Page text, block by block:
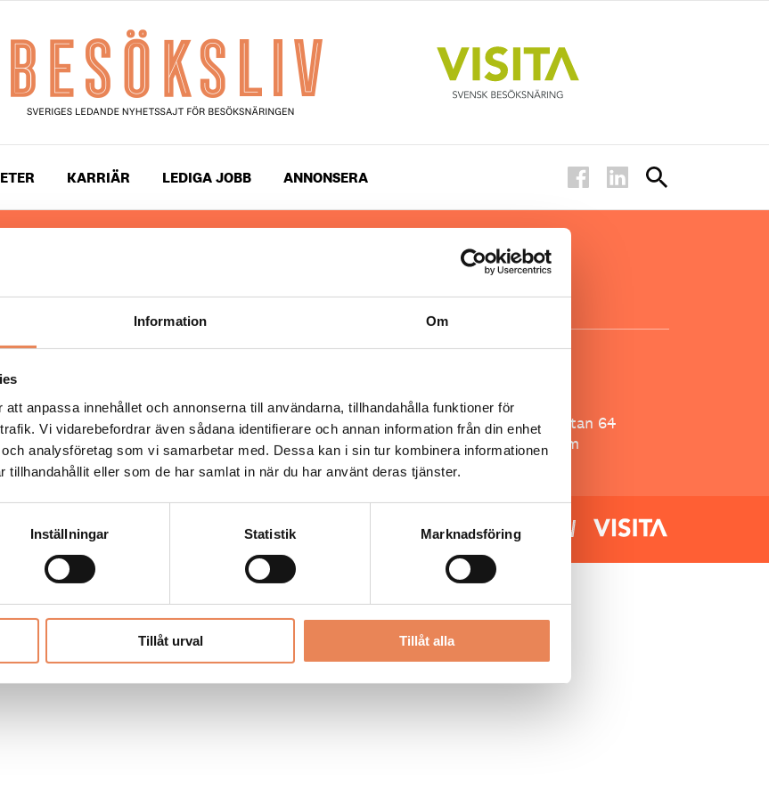
Information Om
anpassa innehållet och annonserna till användarna, tillhandahålla funktioner för
Vi vidarebefordrar även sådana identifierare och annan information från din enhet
analysföretag som vi samarbetar med. Dessa kan i sin tur kombinera informationen
tillhandahållit eller som de har samlat in när du har använt deras tjänster.
Inställningar Statistik Marknadsföring
Tillåt urval Tillåt alla
KARRIÄR LEDIGA JOBB ANNONSERA
du landets mest uppdaterade nyheter och snackisar inom
Besöksliv i sin tryckta form är ett affärsmagasin för ägare
Allt material på besoksliv.se är skyddat
enligt lagen om upphovsrätt.
Besöksliv
Spoon, Brännkyrkagatan 64
118 23 Stockholm
PRENUMERERA ANNONSERA